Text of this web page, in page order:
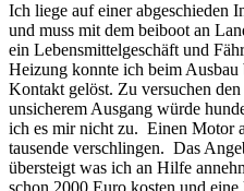
Ich liege auf einer abgeschieden
und muss mit dem beiboot an
ein Lebensmittelgeschäft und
Heizung konnte ich beim Ausbau
Kontakt gelöst. Zu versuchen
unsicherem Ausgang würde
ich es mir nicht zu. Einen Motor
tausende verschlingen. Das
übersteigt was ich an Hilfe